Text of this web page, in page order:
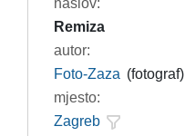
naslov:
Remiza
autor:
Foto-Zaza (fotograf)
mjesto:
Zagreb